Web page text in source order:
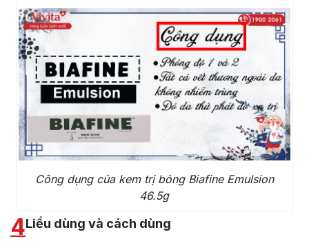
Công dụng của kem trị bỏng Biafine Emulsion
46.5g
4Liều dùng và cách dùng